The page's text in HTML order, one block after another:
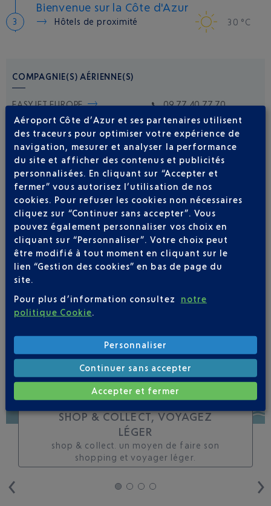
Bienvenue sur la Côte d'Azur
Hôtels de proximité 30 °C
COMPAGNIE(S) AÉRIENNE(S)
EASYJET EUROPE 09 77 40 77 70
Soyez notifié(e) de
toutes les évolutions
pour ce vol
SHOP & COLLECT, VOYAGEZ
LÉGER
shop & collect. un moyen de faire son
shopping et voyager léger.
Aéroport Côte d’Azur et ses partenaires utilisent
des traceurs pour optimiser votre expérience de
navigation, mesurer et analyser la performance
du site et afficher des contenus et publicités
personnalisées. En cliquant sur “Accepter et
fermer” vous autorisez l’utilisation de nos
cookies. Pour refuser les cookies non nécessaires
cliquez sur “Continuer sans accepter”. Vous
pouvez également personnaliser vos choix en
cliquant sur “Personnaliser”. Votre choix peut
être modifié à tout moment en cliquant sur le
lien “Gestion des cookies” en bas de page du
site.
Pour plus d’information consultez
notre
politique Cookie
Personnaliser
Continuer sans accepter
Accepter et fermer